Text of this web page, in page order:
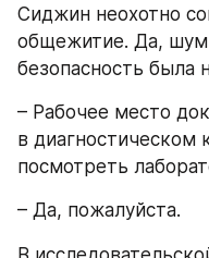
Сиджин неохотно
общежитие. Да, шум
безопасность была
– Рабочее место
в диагностическом
посмотреть
– Да, пожалуйста.